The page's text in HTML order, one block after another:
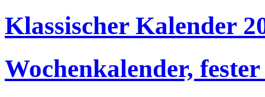
Klassischer Kalender
Wochenkalender,